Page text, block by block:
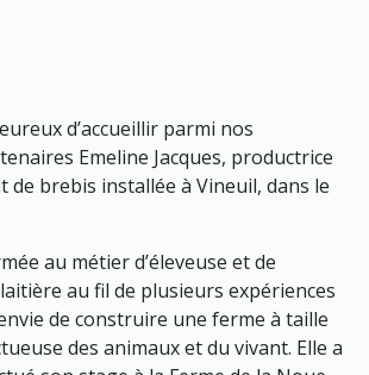
d’accueillir parmi nos
Emeline Jacques, productrice
de brebis installée à Vineuil, dans le
au métier d’éleveuse et de
au fil de plusieurs expériences
de construire une ferme à taille
des animaux et du vivant. Elle a